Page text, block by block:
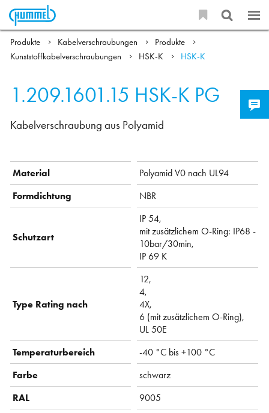
Produkte Kabelverschraubungen
Produkte
Kunststoffkabelverschraubungen
HSK-K HSK-K
1.209.1601.15 HSK-K PG
Kabelverschraubung aus Polyamid
Material
Polyamid V0 nach UL94
Formdichtung
NBR
Schutzart
IP 54,
mit zusätzlichem O-Ring: IP68 -
10bar/30min,
IP 69 K
Type Rating nach
12,
4,
4X,
6 (mit zusätzlichem O-Ring),
UL 50E
Temperaturbereich
-40 °C bis +100 °C
Farbe
schwarz
RAL
9005